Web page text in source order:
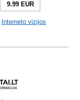
9.99 EUR
Interneto vizijos